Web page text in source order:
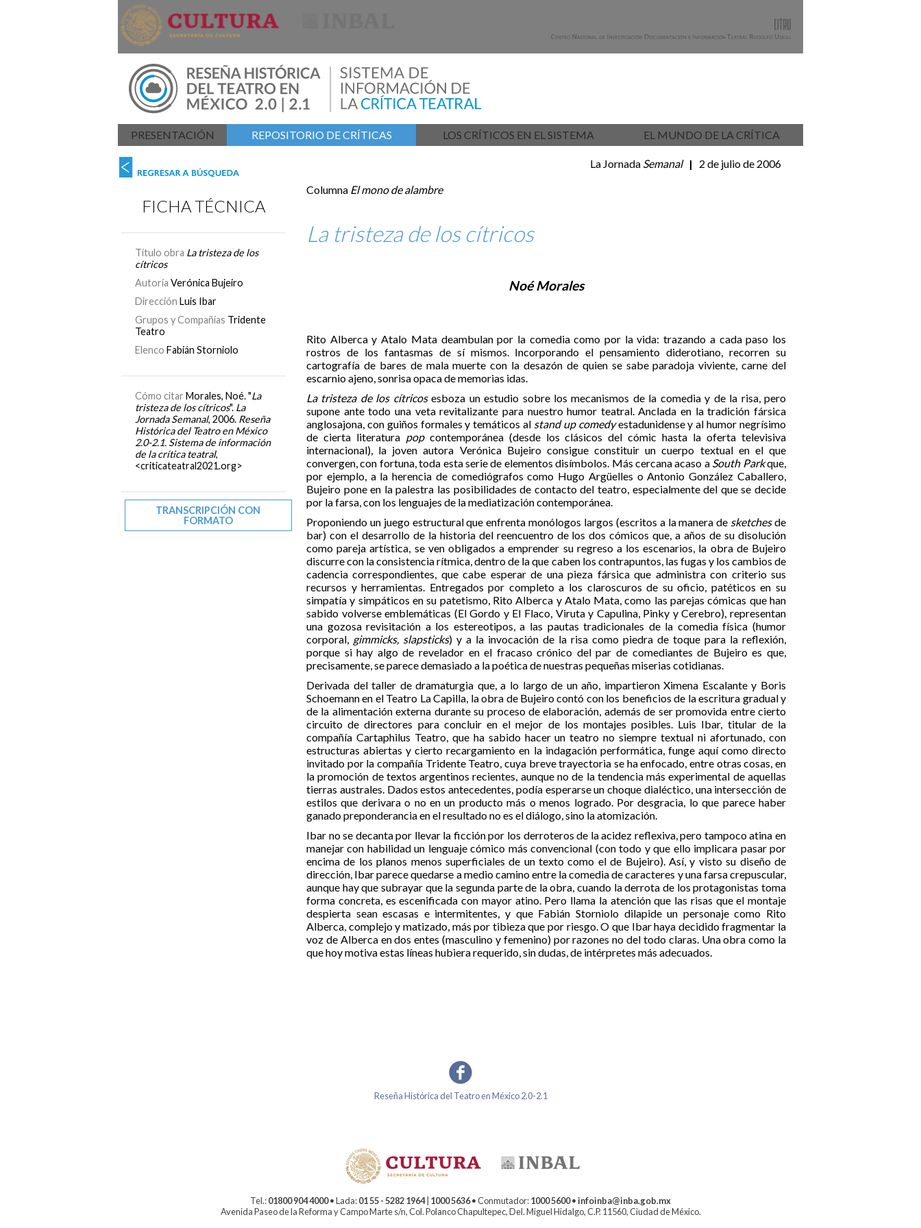
PRESENTACIÓN REPOSITORIO DE CRÍTICAS LOS CRÍTICOS EN EL SISTEMA EL MUNDO DE LA CRÍTICA
FICHA TÉCNICA
Título obra La tristeza de los
cítricos
Autoría Verónica Bujeiro
Dirección Luis Ibar
Grupos y Compañías Tridente
Teatro
Elenco Fabián Storniolo
Cómo citar Morales, Noé. "La
tristeza de los cítricos". La
Jornada Semanal, 2006. Reseña
Histórica del Teatro en México
2.0-2.1. Sistema de información
de la crítica teatral,
<criticateatral2021.org>
TRANSCRIPCIÓN CON
FORMATO
La Jornada Semanal |
2 de julio de 2006
Columna El mono de alambre
La tristeza de los cítricos
Noé Morales
Rito Alberca y Atalo Mata deambulan por la comedia como por la vida: trazando a cada paso los
rostros de los fantasmas de sí mismos. Incorporando el pensamiento diderotiano, recorren su
cartografía de bares de mala muerte con la desazón de quien se sabe paradoja viviente, carne del
escarnio ajeno, sonrisa opaca de memorias idas.
La tristeza de los cítricosesboza un estudio sobre los mecanismos de la comedia y de la risa, pero
supone ante todo una veta revitalizante para nuestro humor teatral. Anclada en la tradición fársica
anglosajona, con guiños formales y temáticos al stand up comedyestadunidense y al humor negrísimo
de cierta literatura popcontemporánea (desde los clásicos del cómic hasta la oferta televisiva
internacional), la joven autora Verónica Bujeiro consigue constituir un cuerpo textual en el que
convergen, con fortuna, toda esta serie de elementos disímbolos. Más cercana acaso a South Parkque,
por ejemplo, a la herencia de comediógrafos como Hugo Argüelles o Antonio González Caballero,
Bujeiro pone en la palestra las posibilidades de contacto del teatro, especialmente del que se decide
por la farsa, con los lenguajes de la mediatización contemporánea.
Proponiendo un juego estructural que enfrenta monólogos largos (escritos a la manera de sketchesde
bar) con el desarrollo de la historia del reencuentro de los dos cómicos que, a años de su disolución
como pareja artística, se ven obligados a emprender su regreso a los escenarios, la obra de Bujeiro
discurre con la consistencia rítmica, dentro de la que caben los contrapuntos, las fugas y los cambios de
cadencia correspondientes, que cabe esperar de una pieza fársica que administra con criterio sus
recursos y herramientas. Entregados por completo a los claroscuros de su oficio, patéticos en su
simpatía y simpáticos en su patetismo, Rito Alberca y Atalo Mata, como las parejas cómicas que han
sabido volverse emblemáticas (El Gordo y El Flaco, Viruta y Capulina, Pinky y Cerebro), representan
una gozosa revisitación a los estereotipos, a las pautas tradicionales de la comedia física (humor
corporal, gimmicks, slapsticks) y a la invocación de la risa como piedra de toque para la reflexión,
porque si hay algo de revelador en el fracaso crónico del par de comediantes de Bujeiro es que,
precisamente, se parece demasiado a la poética de nuestras pequeñas miserias cotidianas.
Derivada del taller de dramaturgia que, a lo largo de un año, impartieron Ximena Escalante y Boris
Schoemann en el Teatro La Capilla, la obra de Bujeiro contó con los beneficios de la escritura gradual y
de la alimentación externa durante su proceso de elaboración, además de ser promovida entre cierto
circuito de directores para concluir en el mejor de los montajes posibles. Luis Ibar, titular de la
compañía Cartaphilus Teatro, que ha sabido hacer un teatro no siempre textual ni afortunado, con
estructuras abiertas y cierto recargamiento en la indagación performática, funge aquí como directo
invitado por la compañía Tridente Teatro, cuya breve trayectoria se ha enfocado, entre otras cosas, en
la promoción de textos argentinos recientes, aunque no de la tendencia más experimental de aquellas
tierras australes. Dados estos antecedentes, podía esperarse un choque dialéctico, una intersección de
estilos que derivara o no en un producto más o menos logrado. Por desgracia, lo que parece haber
ganado preponderancia en el resultado no es el diálogo, sino la atomización.
Ibar no se decanta por llevar la ficción por los derroteros de la acidez reflexiva, pero tampoco atina en
manejar con habilidad un lenguaje cómico más convencional (con todo y que ello implicara pasar por
encima de los planos menos superficiales de un texto como el de Bujeiro). Así, y visto su diseño de
dirección, Ibar parece quedarse a medio camino entre la comedia de caracteres y una farsa crepuscular,
aunque hay que subrayar que la segunda parte de la obra, cuando la derrota de los protagonistas toma
forma concreta, es escenificada con mayor atino. Pero llama la atención que las risas que el montaje
despierta sean escasas e intermitentes, y que Fabián Storniolo dilapide un personaje como Rito
Alberca, complejo y matizado, más por tibieza que por riesgo. O que Ibar haya decidido fragmentar la
voz de Alberca en dos entes (masculino y femenino) por razones no del todo claras. Una obra como la
que hoy motiva estas líneas hubiera requerido, sin dudas, de intérpretes más adecuados.
Reseña Histórica del Teatro en México 2.0-2.1
Tel.:01800 904 4000• Lada:01 55 - 5282 1964| 1000 5636• Conmutador:1000 5600•infoinba@inba.gob.mx
Avenida Paseo de la Reforma y Campo Marte s/n, Col. Polanco Chapultepec, Del. Miguel Hidalgo, C.P. 11560, Ciudad de México.